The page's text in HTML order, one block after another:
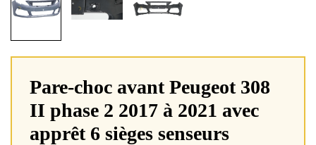
Pare-choc avant Peugeot 308
II phase 2 2017 à 2021 avec
apprêt 6 sièges senseurs